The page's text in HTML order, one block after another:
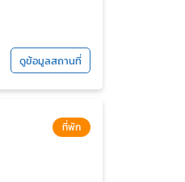
ดูข้อมูลสถานที่
ที่พัก